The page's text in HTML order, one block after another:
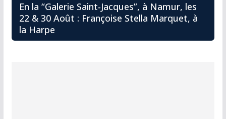
En la “Galerie Saint-Jacques”, à Namur, les
22 & 30 Août : Françoise Stella Marquet, à
la Harpe